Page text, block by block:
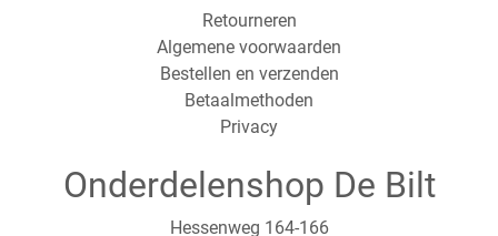
Retourneren
Algemene voorwaarden
Bestellen en verzenden
Betaalmethoden
Privacy
Onderdelenshop De Bilt
Hessenweg 164-166